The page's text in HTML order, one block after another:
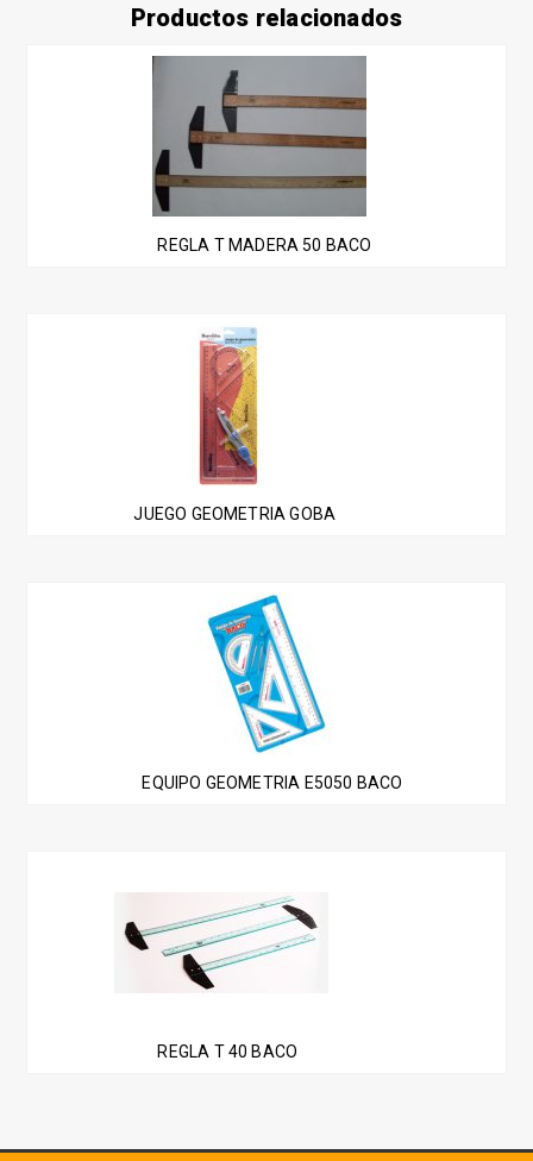
Productos relacionados
REGLA T MADERA 50 BACO
JUEGO GEOMETRIA GOBA
EQUIPO GEOMETRIA E5050 BACO
REGLA T 40 BACO